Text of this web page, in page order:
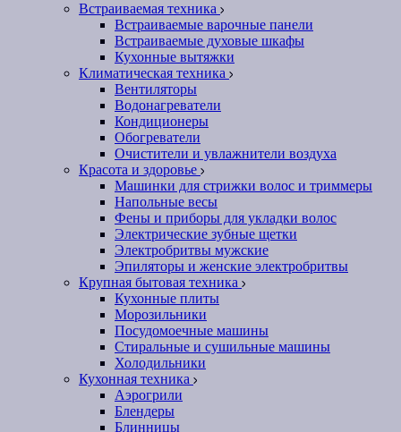
Встраиваемая техника
Встраиваемые варочные панели
Встраиваемые духовые шкафы
Кухонные вытяжки
Климатическая техника
Вентиляторы
Водонагреватели
Кондиционеры
Обогреватели
Очистители и увлажнители воздуха
Красота и здоровье
Машинки для стрижки волос и триммеры
Напольные весы
Фены и приборы для укладки волос
Электрические зубные щетки
Электробритвы мужские
Эпиляторы и женские электробритвы
Крупная бытовая техника
Кухонные плиты
Морозильники
Посудомоечные машины
Стиральные и сушильные машины
Холодильники
Кухонная техника
Аэрогрили
Блендеры
Блинницы